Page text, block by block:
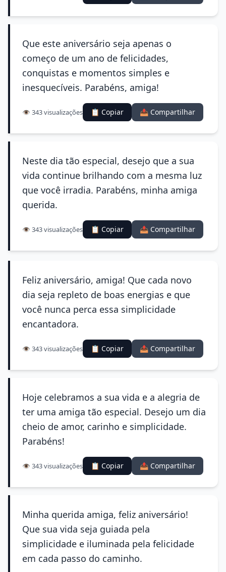
Que este aniversário seja apenas o
começo de um ano de felicidades,
conquistas e momentos simples e
inesquecíveis. Parabéns, amiga!
👁️ 343 visualizações 📋 Copiar 📤 Compartilhar
Neste dia tão especial, desejo que a sua
vida continue brilhando com a mesma luz
que você irradia. Parabéns, minha amiga
querida.
👁️ 343 visualizações 📋 Copiar 📤 Compartilhar
Feliz aniversário, amiga! Que cada novo
dia seja repleto de boas energias e que
você nunca perca essa simplicidade
encantadora.
👁️ 343 visualizações 📋 Copiar 📤 Compartilhar
Hoje celebramos a sua vida e a alegria de
ter uma amiga tão especial. Desejo um dia
cheio de amor, carinho e simplicidade.
Parabéns!
👁️ 343 visualizações 📋 Copiar 📤 Compartilhar
Minha querida amiga, feliz aniversário!
Que sua vida seja guiada pela
simplicidade e iluminada pela felicidade
em cada passo do caminho.